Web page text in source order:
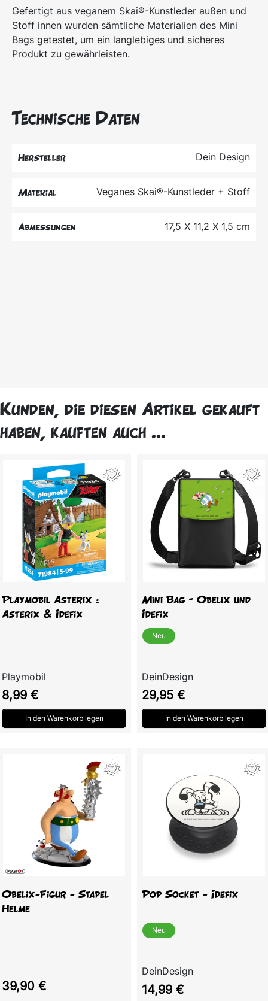
Gefertigt aus veganem Skai®-Kunstleder außen und
Stoff innen wurden sämtliche Materialien des Mini
Bags getestet, um ein langlebiges und sicheres
Produkt zu gewährleisten.
Technische Daten
Hersteller Dein Design
Material Veganes Skai®-Kunstleder + Stoff
Abmessungen 17,5 X 11,2 X 1,5 cm
Kunden, die diesen Artikel gekauft
haben, kauften auch ...
Playmobil Asterix :
Asterix & Idefix
Playmobil
Preis
8,99 €
In den Warenkorb legen
Mini Bag – Obelix und
Idefix
Neu
DeinDesign
Preis
29,95 €
In den Warenkorb legen
Obelix-Figur - Stapel
Helme
Preis
39,90 €
Pop Socket - Idefix
Neu
DeinDesign
Preis
14,99 €